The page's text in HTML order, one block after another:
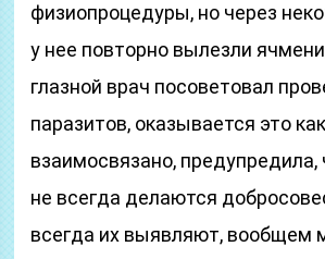
физиопроцедуры, но через
у нее повторно вылезли
глазной врач посоветовал
паразитов, оказывается это
взаимосвязано, предупредила,
не всегда делаются
всегда их выявляют, вообщем